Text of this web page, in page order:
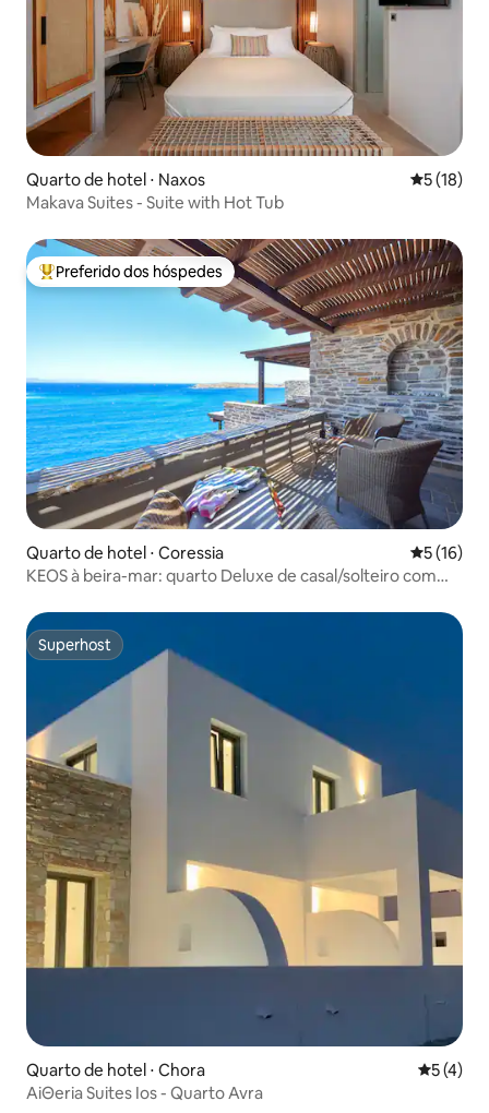
Quarto de hotel ⋅ Naxos 5 de uma
5 (18)
Makava Suites - Suite with Hot Tub
Entre os melhores preferidos dos hóspedes
Preferido dos hóspedes
Quarto de hotel ⋅ Coressia 5 de uma
5 (16)
KEOS à beira-mar: quarto Deluxe de casal/solteiro com
Superhost
Superhost
Quarto de hotel ⋅ Chora 5 de
5 (4)
AiΘeria Suites Ios - Quarto Avra